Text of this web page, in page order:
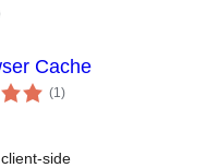
Cache
(1укупних
оцена
)
side